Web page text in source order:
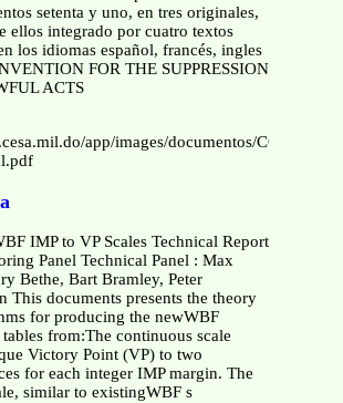
app/images/documentos/
IMP to VP Scales Technical Report
Panel Technical Panel : Max
Bethe, Bart Bramley, Peter
This documents presents the theory
for producing the newWBF
from:The continuous scale
Victory Point (VP) to two
for each integer IMP margin. The
similar to existingWBF s